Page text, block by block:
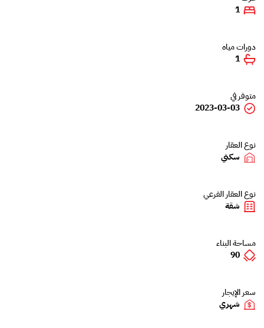
1
دورات مياه
1
متوفر في
2023-03-03
نوع العقار
سكني
نوع العقار الفرعي
شقة
مساحة البناء
90
سعر الإيجار
شهري